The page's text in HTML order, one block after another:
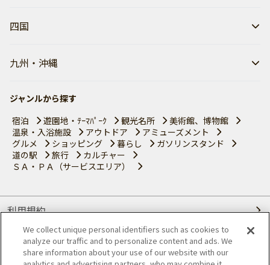
四国
九州・沖縄
ジャンルから探す
宿泊
遊園地・ﾃｰﾏﾊﾟｰｸ 観光名所
美術館、博物館
温泉・入浴施設
アウトドア
アミューズメント
グルメ
ショッピング 暮らし
ガソリンスタンド
道の駅
旅行
カルチャー
ＳＡ・ＰＡ（サービスエリア）
利用規約
個人情報の取り扱いについて
We collect unique personal identifiers such as cookies to
analyze our traffic and to personalize content and ads. We
share information about your use of our website with our